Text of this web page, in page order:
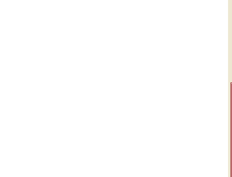
Arłamów, Augustów, Babice Stare, Bachanowo, Barczewo, Bardo,